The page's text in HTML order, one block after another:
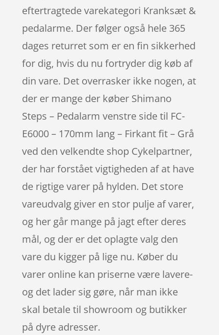
eftertragtede varekategori Kranksæt &
pedalarme. Der følger også hele 365
dages returret som er en fin sikkerhed
for dig, hvis du nu fortryder dig køb af
din vare. Det overrasker ikke nogen, at
der er mange der køber Shimano
Steps – Pedalarm venstre side til FC-
E6000 – 170mm lang – Firkant fit – Grå
ved den velkendte shop Cykelpartner,
der har forstået vigtigheden af at have
de rigtige varer på hylden. Det store
vareudvalg giver en stor pulje af varer,
og her går mange på jagt efter deres
mål, og der er det oplagte valg den
vare du kigger på lige nu. Køber du
varer online kan priserne være lavere-
og det lader sig gøre, når man ikke
skal betale til showroom og butikker
på dyre adresser.